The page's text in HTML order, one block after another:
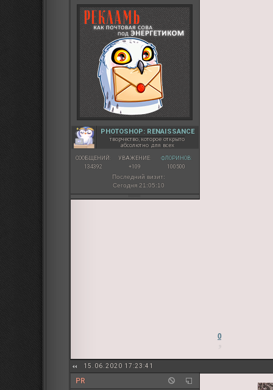
PHOTOSHOP: RENAISSANCE
творчество, которое открыто
абсолютно для всех
СООБЩЕНИЙ:
134392
УВАЖЕНИЕ:
+109
ФЛОРИНОВ:
100500
Последний визит:
Сегодня 21:05:10
0
15.06.2020 17:23:41
PR